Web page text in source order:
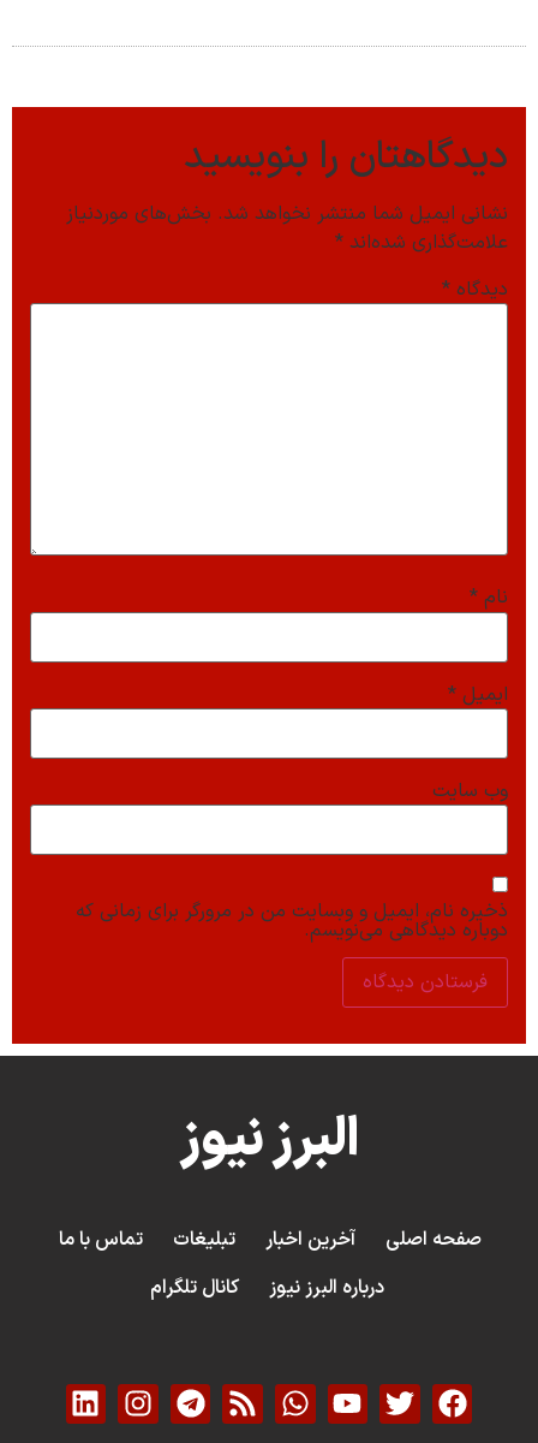
دیدگاهتان را بنویسید
نشانی ایمیل شما منتشر نخواهد شد. بخش‌های موردنیاز
علامت‌گذاری شده‌اند *
دیدگاه *
نام *
ایمیل *
وب‌ سایت
ذخیره نام، ایمیل و وبسایت من در مرورگر برای زمانی که
دوباره دیدگاهی می‌نویسم.
البرز نیوز
صفحه اصلی آخرین اخبار تبلیغات
تماس با ما
درباره البرز نیوز
کانال تلگرام